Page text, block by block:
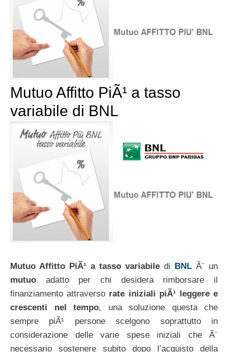
Mutuo Affitto PiÃ¹ a tasso
variabile di BNL
Mutuo Affitto PiÃ¹ a tasso variabile di BNL Ã¨ un
mutuo adatto per chi desidera rimborsare il
finanziamento attraverso rate iniziali piÃ¹ leggere e
crescenti nel tempo, una soluzione questa che
sempre piÃ¹ persone scelgono soprattutto in
considerazione delle varie spese iniziali che Ã¨
necessario sostenere subito dopo l’acquisto della